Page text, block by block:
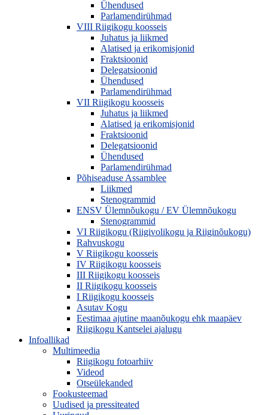
Ühendused
Parlamendirühmad
VIII Riigikogu koosseis
Juhatus ja liikmed
Alatised ja erikomisjonid
Fraktsioonid
Delegatsioonid
Ühendused
Parlamendirühmad
VII Riigikogu koosseis
Juhatus ja liikmed
Alatised ja erikomisjonid
Fraktsioonid
Delegatsioonid
Ühendused
Parlamendirühmad
Põhiseaduse Assamblee
Liikmed
Stenogrammid
ENSV Ülemnõukogu / EV Ülemnõukogu
Stenogrammid
VI Riigikogu (Riigivolikogu ja Riiginõukogu)
Rahvuskogu
V Riigikogu koosseis
IV Riigikogu koosseis
III Riigikogu koosseis
II Riigikogu koosseis
I Riigikogu koosseis
Asutav Kogu
Eestimaa ajutine maanõukogu ehk maapäev
Riigikogu Kantselei ajalugu
Infoallikad
Multimeedia
Riigikogu fotoarhiiv
Videod
Otseülekanded
Fookusteemad
Uudised ja pressiteated